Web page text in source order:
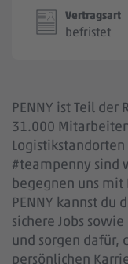
Vertragsart
befristet
PENNY ist Teil der
31.000
#teampenny sind
begegnen uns mit
PENNY kannst du
sichere Jobs
und sorgen dafür,
persönlichen